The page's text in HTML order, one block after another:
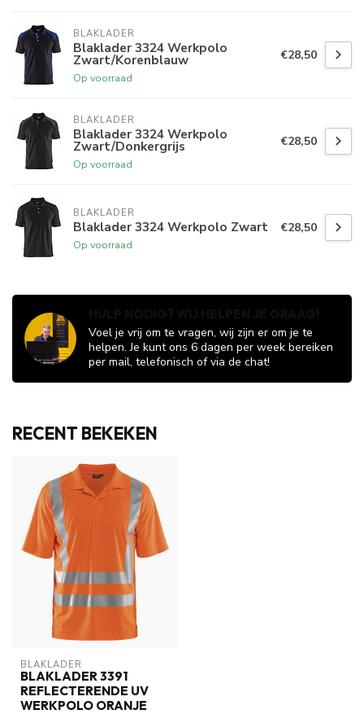
BLAKLADER
Blaklader 3324 Werkpolo
Zwart/Korenblauw
Op voorraad
€28,50
BLAKLADER
Blaklader 3324 Werkpolo
Zwart/Donkergrijs
Op voorraad
€28,50
BLAKLADER
Blaklader 3324 Werkpolo Zwart
Op voorraad
€28,50
Voel je vrij om te vragen, wij zijn er om je te
helpen. Je kunt ons 6 dagen per week bereiken
per mail, telefonisch of via de chat!
RECENT BEKEKEN
BLAKLADER
BLAKLADER 3391
REFLECTERENDE UV
WERKPOLO ORANJE